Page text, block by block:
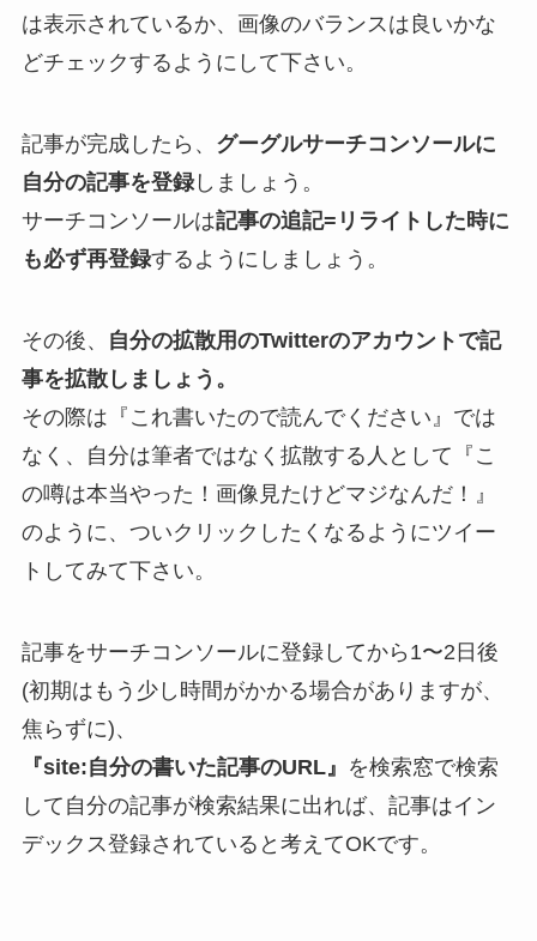
は表示されているか、画像のバランスは良いかな
どチェックするようにして下さい。
記事が完成したら、 グーグルサーチコンソールに
自分の記事を登録しましょう。
サーチコンソールは記事の追記=リライトした時に
も必ず再登録するようにしましょう。
その後、
自分の拡散用のTwitterのアカウントで記
事を拡散しましょう。
その際は『これ書いたので読んでください』では
なく、自分は筆者ではなく拡散する人として『こ
の噂は本当やった！画像見たけどマジなんだ！』
のように、ついクリックしたくなるようにツイー
トしてみて下さい。
記事をサーチコンソールに登録してから1〜2日後
(初期はもう少し時間がかかる場合がありますが、
焦らずに)、
『site:自分の書いた記事のURL』 を検索窓で検索
して自分の記事が検索結果に出れば、記事はイン
デックス登録されていると考えてOKです。